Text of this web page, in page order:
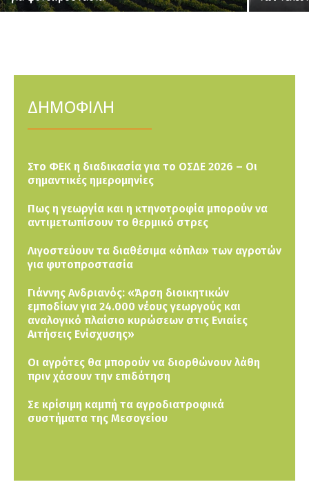
ΔΗΜΟΦΙΛΗ
Στο ΦΕΚ η διαδικασία για το ΟΣΔΕ 2026 – Οι
σημαντικές ημερομηνίες
Πως η γεωργία και η κτηνοτροφία μπορούν να
αντιμετωπίσουν το θερμικό στρες
Λιγοστεύουν τα διαθέσιμα «όπλα» των αγροτών
για φυτοπροστασία
Γιάννης Ανδριανός: «Άρση διοικητικών
εμποδίων για 24.000 νέους γεωργούς και
αναλογικό πλαίσιο κυρώσεων στις Ενιαίες
Αιτήσεις Ενίσχυσης»
Οι αγρότες θα μπορούν να διορθώνουν λάθη
πριν χάσουν την επιδότηση
Σε κρίσιμη καμπή τα αγροδιατροφικά
συστήματα της Μεσογείου